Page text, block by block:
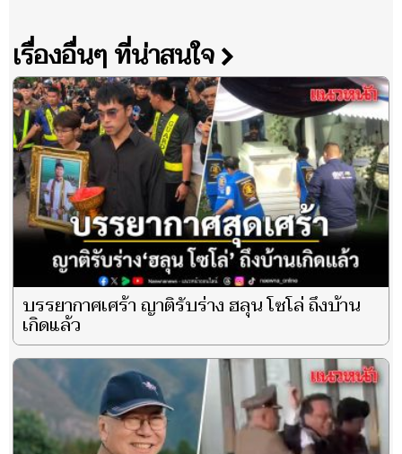
เรื่องอื่นๆ ที่น่าสนใจ
บรรยากาศเศร้า ญาติรับร่าง ฮลุน โซโล่ ถึงบ้าน
เกิดแล้ว